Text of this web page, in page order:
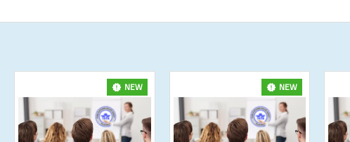
NEW NEW